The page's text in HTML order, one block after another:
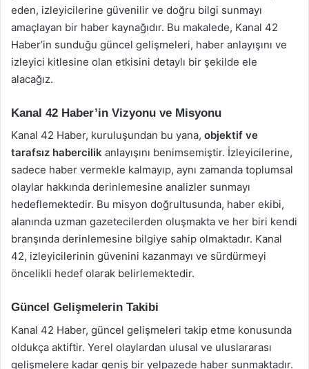
eden, izleyicilerine güvenilir ve doğru bilgi sunmayı
amaçlayan bir haber kaynağıdır. Bu makalede, Kanal 42
Haber’in sunduğu güncel gelişmeleri, haber anlayışını ve
izleyici kitlesine olan etkisini detaylı bir şekilde ele
alacağız.
Kanal 42 Haber’in Vizyonu ve Misyonu
Kanal 42 Haber, kuruluşundan bu yana, objektif ve
tarafsız habercilik anlayışını benimsemiştir. İzleyicilerine,
sadece haber vermekle kalmayıp, aynı zamanda toplumsal
olaylar hakkında derinlemesine analizler sunmayı
hedeflemektedir. Bu misyon doğrultusunda, haber ekibi,
alanında uzman gazetecilerden oluşmakta ve her biri kendi
branşında derinlemesine bilgiye sahip olmaktadır. Kanal
42, izleyicilerinin güvenini kazanmayı ve sürdürmeyi
öncelikli hedef olarak belirlemektedir.
Güncel Gelişmelerin Takibi
Kanal 42 Haber, güncel gelişmeleri takip etme konusunda
oldukça aktiftir. Yerel olaylardan ulusal ve uluslararası
gelişmelere kadar geniş bir yelpazede haber sunmaktadır.